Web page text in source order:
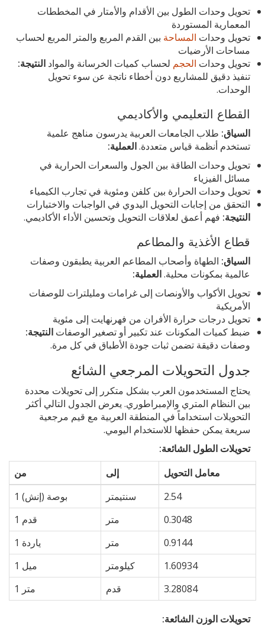
تحويل وحدات الطول بين الأقدام والأمتار في المخططات
المعمارية المستوردة
تحويل وحدات المساحة بين القدم المربع والمتر المربع لحساب
مساحات الأرضيات
تحويل وحدات الحجم لحساب كميات الخرسانة والمواد النتيجة:
تنفيذ دقيق للمشاريع دون أخطاء ناتجة عن سوء تحويل
الوحدات.
القطاع التعليمي والأكاديمي
السياق: طلاب الجامعات العربية يدرسون مناهج علمية
تستخدم أنظمة قياس متعددة.العملية:
تحويل وحدات الطاقة بين الجول والسعرات الحرارية في
مسائل الفيزياء
تحويل وحدات الحرارة بين كلفن ومئوية في تجارب الكيمياء
التحقق من إجابات التحويل اليدوي في الواجبات والاختبارات
النتيجة: فهم أعمق لعلاقات التحويل وتحسين الأداء الأكاديمي.
قطاع الأغذية والمطاعم
السياق: الطهاة وأصحاب المطاعم العربية يطبقون وصفات
عالمية بمكونات محلية.العملية:
تحويل الأكواب والأونصات إلى غرامات ومليلترات للوصفات
الأمريكية
تحويل درجات حرارة الأفران من فهرنهايت إلى مئوية
ضبط كميات المكونات عند تكبير أو تصغير الوصفات النتيجة:
وصفات دقيقة تضمن ثبات جودة الأطباق في كل مرة.
جدول التحويلات المرجعي الشائع
يحتاج المستخدمون العرب بشكل متكرر إلى تحويلات محددة
بين النظام المتري والإمبراطوري. يعرض الجدول التالي أكثر
التحويلات استخداماً في المنطقة العربية مع قيم مرجعية
سريعة يمكن حفظها للاستخدام اليومي.
تحويلات الطول الشائعة:
من
إلى
معامل التحويل
1 بوصة (إنش)
سنتيمتر
2.54
1 قدم
متر
0.3048
1 ياردة
متر
0.9144
1 ميل
كيلومتر
1.60934
1 متر
قدم 3.28084
تحويلات الوزن الشائعة: